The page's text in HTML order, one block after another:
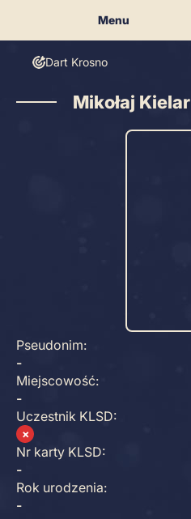
Menu
Dart Krosno
Mikołaj Kielar
Pseudonim:
-
Miejscowość:
-
Uczestnik KLSD:
✗
Nr karty KLSD:
-
Rok urodzenia:
-